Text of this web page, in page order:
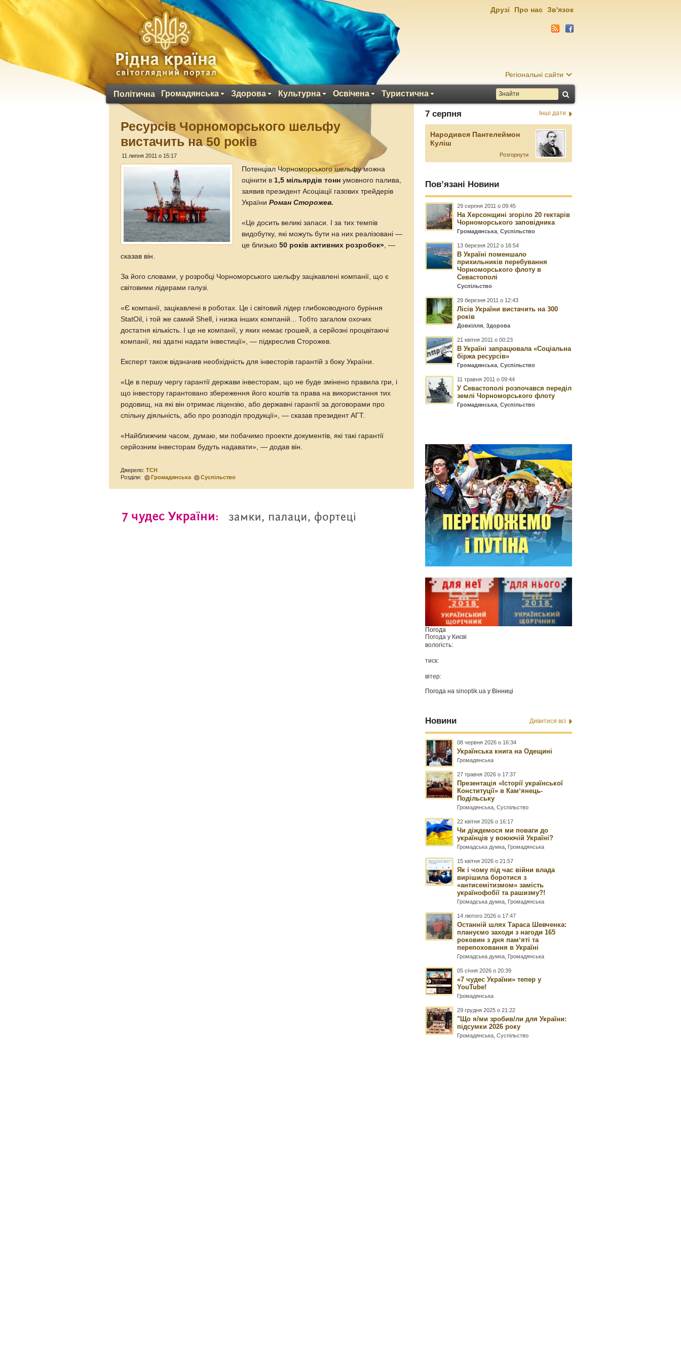
Регіональні сайти
Політична Громадянська Здорова Культурна Освічена Туристична
Друзі Про нас Зв'язок
Ресурсів Чорноморського шельфу
вистачить на 50 років
11 липня 2011 о 15:17
Потенціал Чорноморського шельфу можна
оцінити в1,5 мільярдів тонн умовного палива,
заявив президент Асоціації газових трейдерів
УкраїниРоман Сторожев.
«Це досить великі запаси. І за тих темпів
видобутку, які можуть бути на них реалізовані —
це близько50 років активних розробок» , —
сказав він.
За його словами, у розробці Чорноморського шельфу зацікавлені компанії, що є
світовими лідерами галузі.
«Є компанії, зацікавлені в роботах. Це і світовий лідер глибоководного буріння
StatOil, і той же самий Shell, і низка інших компаній... Тобто загалом охочих
достатня кількість. І це не компанії, у яких немає грошей, а серйозні процвітаючі
компанії, які здатні надати інвестиції», — підкреслив Сторожев.
Експерт також відзначив необхідність для інвесторів гарантій з боку України.
«Це в першу чергу гарантії держави інвесторам, що не буде змінено правила гри, і
що інвестору гарантовано збереження його коштів та права на використання тих
родовищ, на які він отримає ліцензію, або державні гарантії за договорами про
спільну діяльність, або про розподіл продукції», — сказав президент АГТ.
«Найближчим часом, думаю, ми побачимо проекти документів, які такі гарантії
серйозним інвесторам будуть надавати», — додав він.
Джерело:ТСН
Розділи:
Громадянська Суспільство
7 серпня Інші дати
Народився Пантелеймон
Куліш
Розгорнути
Пов’язані Новини
29 серпня 2011 о 09:45
На Херсонщині згоріло 20 гектарів
Чорноморського заповідника
Громадянська ,Суспільство
13 березня 2012 о 16:54
В Україні поменшало
прихильників перебування
Чорноморського флоту в
Севастополі
Суспільство
29 березня 2011 о 12:43
Лісів України вистачить на 300
років
Довкілля ,Здорова
21 квітня 2011 о 00:23
В Україні запрацювала «Соціальна
біржа ресурсів»
Громадянська ,Суспільство
11 травня 2011 о 09:44
У Севастополі розпочався переділ
землі Чорноморського флоту
Громадянська ,Суспільство
Погода
Погода у Києві
вологість:
тиск:
вітер:
Погода наsinoptik.ua у Вінниці
Новини Дивитися всі
08 червня 2026 о 16:34
Українська книга на Одещині
Громадянська
27 травня 2026 о 17:37
Презентація «Історії української
Конституції» в Камʼянець-
Подільську
Громадянська ,Суспільство
22 квітня 2026 о 16:17
Чи діждемося ми поваги до
українців у воюючій Україні?
Громадська думка Громадянська
15 квітня 2026 о 21:57
Як і чому під час війни влада
вирішила боротися з
«антисемітизмом» замість
українофобії та рашизму?!
Громадська думка Громадянська
14 лютого 2026 о 17:47
Останній шлях Тараса Шевченка:
плануємо заходи з нагоди 165
роковин з дня памʼяті та
перепоховання в Україні
Громадська думка Громадянська
05 січня 2026 о 20:39
«7 чудес України» тепер у
YouTube!
Громадянська
29 грудня 2025 о 21:22
"Що я/ми зробив/ли для України:
підсумки 2026 року
Громадянська ,Суспільство